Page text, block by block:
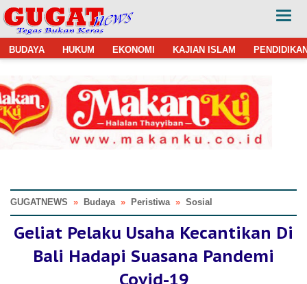
BUDAYA HUKUM EKONOMI KAJIAN ISLAM
GUGATNEWS » Budaya » Peristiwa » Sosial
Geliat Pelaku Usaha Kecantikan Di
Bali Hadapi Suasana Pandemi
Covid-19